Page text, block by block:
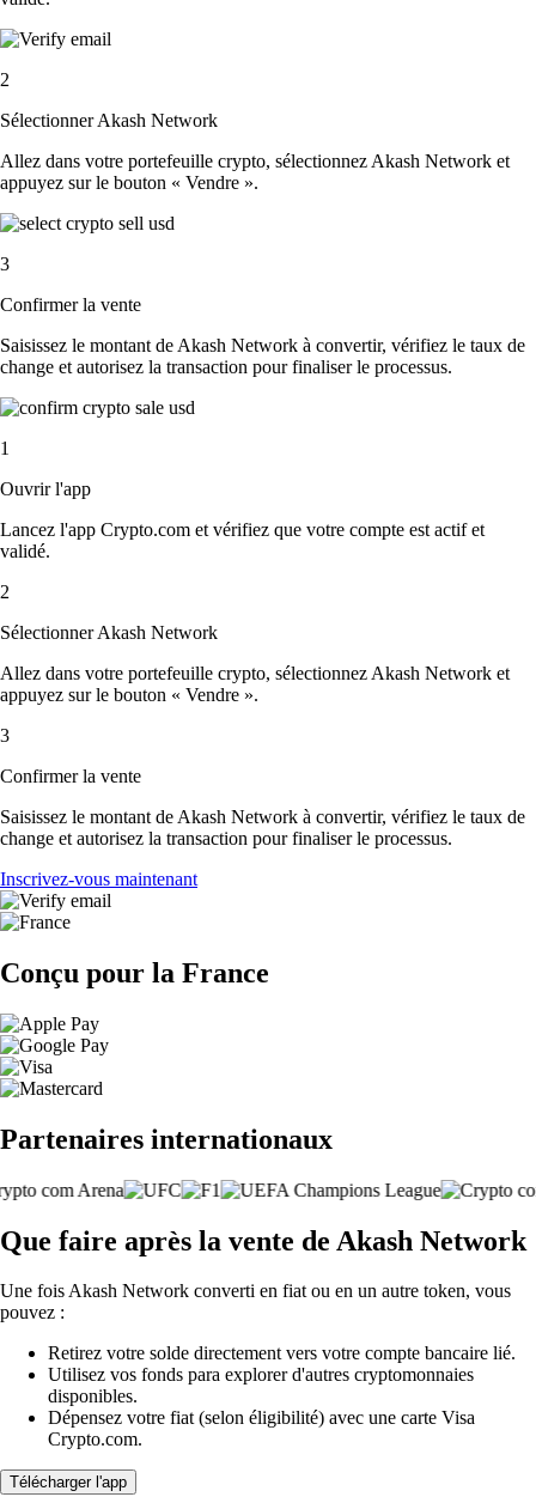
2
Sélectionner Akash Network
Allez dans votre portefeuille crypto, sélectionnez Akash Network et
appuyez sur le bouton « Vendre ».
3
Confirmer la vente
Saisissez le montant de Akash Network à convertir, vérifiez le taux de
change et autorisez la transaction pour finaliser le processus.
1
Ouvrir l'app
Lancez l'app Crypto.com et vérifiez que votre compte est actif et
validé.
2
Sélectionner Akash Network
Allez dans votre portefeuille crypto, sélectionnez Akash Network et
appuyez sur le bouton « Vendre ».
3
Confirmer la vente
Saisissez le montant de Akash Network à convertir, vérifiez le taux de
change et autorisez la transaction pour finaliser le processus.
Inscrivez-vous maintenant
Conçu pour la France
Partenaires internationaux
Que faire après la vente de Akash Network
Une fois Akash Network converti en fiat ou en un autre token, vous
pouvez :
Retirez votre solde directement vers votre compte bancaire lié.
Utilisez vos fonds para explorer d'autres cryptomonnaies
disponibles.
Dépensez votre fiat (selon éligibilité) avec une carte Visa
Crypto.com.
Télécharger l'app